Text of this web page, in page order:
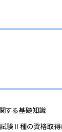
する基礎知識
験Ⅱ種の資格取